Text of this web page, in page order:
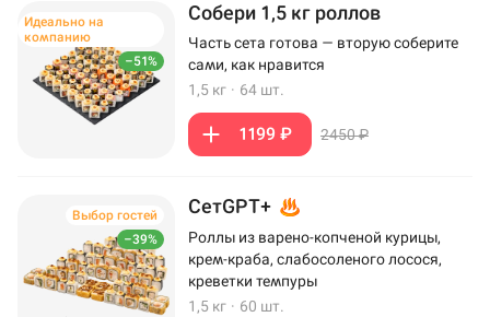
–51%
Идеально на
компанию
Собери 1,5 кг роллов
Часть сета готова — вторую соберите
сами, как нравится
1,5 кг · 64 шт.
1199 ₽ 2450 ₽
–39%
Выбор гостей СетGPT+
Роллы из варено-копченой курицы,
крем-краба, слабосоленого лосося,
креветки темпуры
1,5 кг · 60 шт.